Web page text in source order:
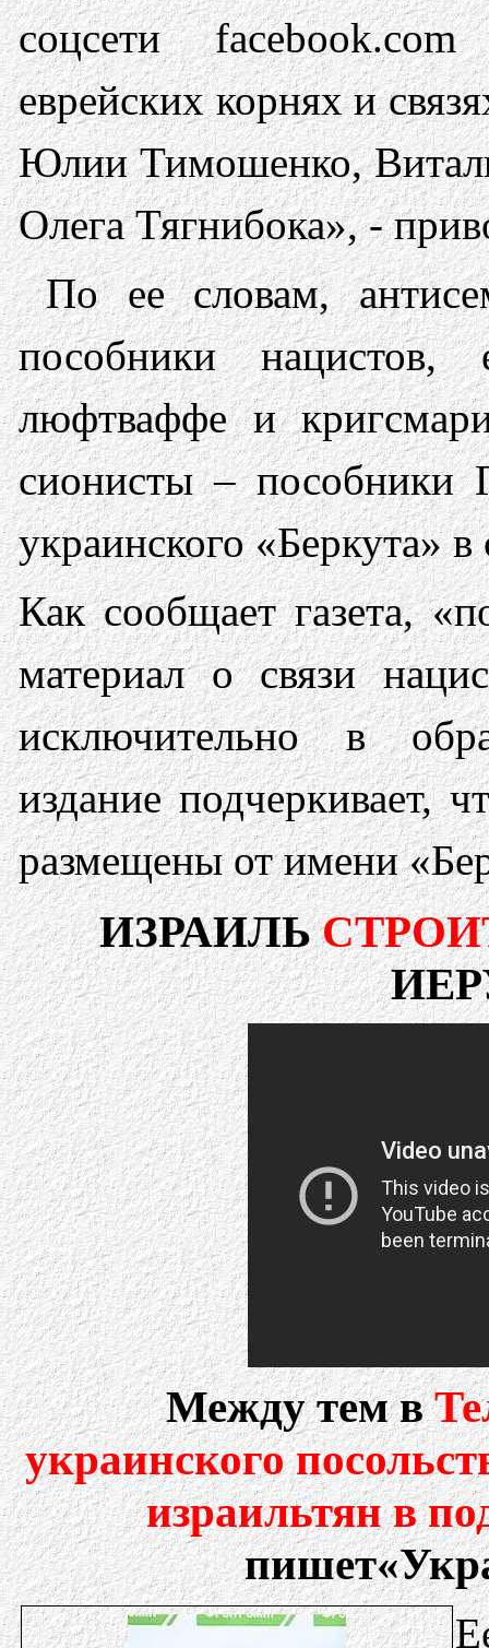
соцсети
еврейских корнях и
Юлии Тимошенко,
Олега Тягнибока», -
По ее словам,
пособники
люфтваффе и
сионисты – пособники
украинского «Беркута» в
Как сообщает газета,
материал о связи
исключительно в
издание подчеркивает,
размещены от имени
ИЗРАИЛЬ
Между тем в
украинского
израильтян в